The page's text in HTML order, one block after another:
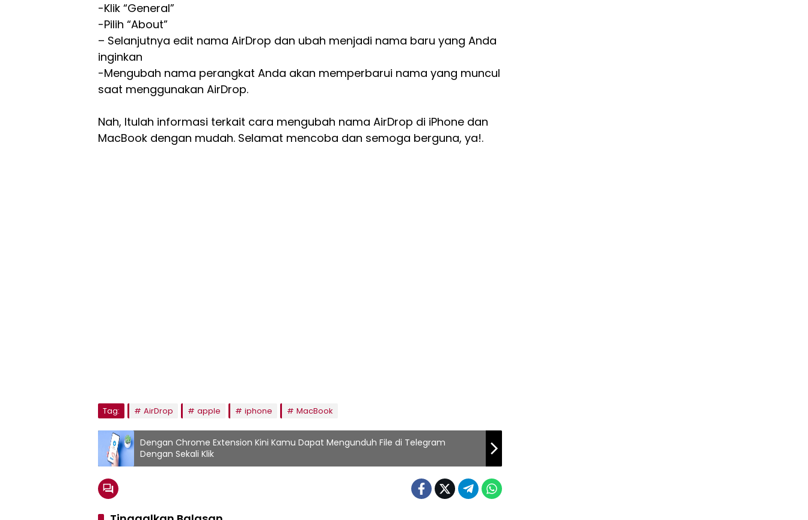
-Klik “General”
-Pilih “About”
– Selanjutnya edit nama AirDrop dan ubah menjadi nama baru yang Anda
inginkan
-Mengubah nama perangkat Anda akan memperbarui nama yang muncul
saat menggunakan AirDrop.
Nah, Itulah informasi terkait cara mengubah nama AirDrop di iPhone dan
MacBook dengan mudah. Selamat mencoba dan semoga berguna, ya!.
Tag: AirDrop apple iphone MacBook
Dengan Chrome Extension Kini Kamu Dapat Mengunduh File di Telegram
Dengan Sekali Klik